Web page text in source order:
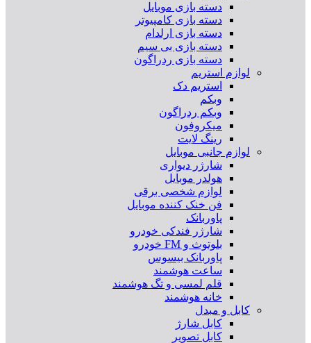
دسته بازی موبایل
دسته بازی کامپیوتر
دسته بازی ارلدام
دسته بازی بی سیم
دسته بازی ردراگون
لوازم استریم
استریم دک
وبکم
وبکم ردراگون
میکروفون
رینگ لایت
لوازم جانبی موبایل
شارژر دیواری
هولدر موبایل
لوازم شخصی برقی
فن خنک کننده موبایل
پاوربانک
شارژر فندکی خودرو
بلوتوث و FM خودرو
پاوربانک بیسوس
ساعت هوشمند
قلم لمسی و تگ هوشمند
خانه هوشمند
کابل و مبدل
کابل شارژ
کابل تصویر